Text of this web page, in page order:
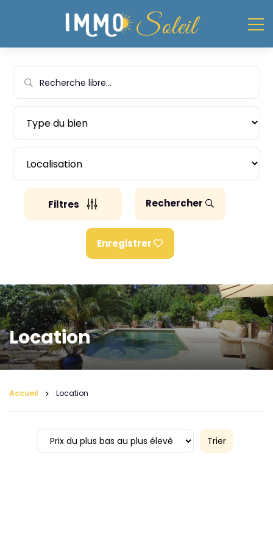
Filtres Rechercher
Enregistrer
Location
Accueil Location
Trier